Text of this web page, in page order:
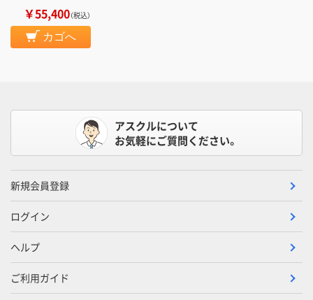
￥55,400（税込）
カゴへ
アスクルについて
お気軽にご質問ください。
新規会員登録
ログイン
ヘルプ
ご利用ガイド